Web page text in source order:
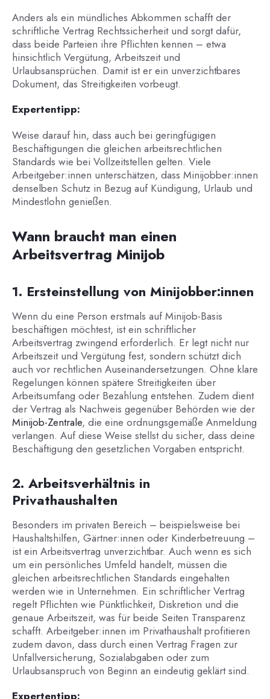
Anders als ein mündliches Abkommen schafft der
schriftliche Vertrag Rechtssicherheit und sorgt dafür,
dass beide Parteien ihre Pflichten kennen – etwa
hinsichtlich Vergütung, Arbeitszeit und
Urlaubsansprüchen. Damit ist er ein unverzichtbares
Dokument, das Streitigkeiten vorbeugt.
Expertentipp:
Weise darauf hin, dass auch bei geringfügigen
Beschäftigungen die gleichen arbeitsrechtlichen
Standards wie bei Vollzeitstellen gelten. Viele
Arbeitgeber:innen unterschätzen, dass Minijobber:innen
denselben Schutz in Bezug auf Kündigung, Urlaub und
Mindestlohn genießen.
Wann braucht man einen
Arbeitsvertrag Minijob
1. Ersteinstellung von Minijobber:innen
Wenn du eine Person erstmals auf Minijob-Basis
beschäftigen möchtest, ist ein schriftlicher
Arbeitsvertrag zwingend erforderlich. Er legt nicht nur
Arbeitszeit und Vergütung fest, sondern schützt dich
auch vor rechtlichen Auseinandersetzungen. Ohne klare
Regelungen können spätere Streitigkeiten über
Arbeitsumfang oder Bezahlung entstehen. Zudem dient
der Vertrag als Nachweis gegenüber Behörden wie der
Minijob-Zentrale, die eine ordnungsgemäße Anmeldung
verlangen. Auf diese Weise stellst du sicher, dass deine
Beschäftigung den gesetzlichen Vorgaben entspricht.
2. Arbeitsverhältnis in
Privathaushalten
Besonders im privaten Bereich – beispielsweise bei
Haushaltshilfen, Gärtner:innen oder Kinderbetreuung –
ist ein Arbeitsvertrag unverzichtbar. Auch wenn es sich
um ein persönliches Umfeld handelt, müssen die
gleichen arbeitsrechtlichen Standards eingehalten
werden wie in Unternehmen. Ein schriftlicher Vertrag
regelt Pflichten wie Pünktlichkeit, Diskretion und die
genaue Arbeitszeit, was für beide Seiten Transparenz
schafft. Arbeitgeber:innen im Privathaushalt profitieren
zudem davon, dass durch einen Vertrag Fragen zur
Unfallversicherung, Sozialabgaben oder zum
Urlaubsanspruch von Beginn an eindeutig geklärt sind.
Expertentipp: